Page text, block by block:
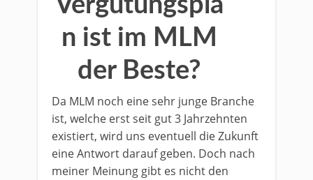
n ist im MLM
der Beste?
Da MLM noch eine sehr junge Branche
ist, welche erst seit gut 3 Jahrzehnten
existiert, wird uns eventuell die Zukunft
eine Antwort darauf geben. Doch nach
meiner Meinung gibt es nicht den